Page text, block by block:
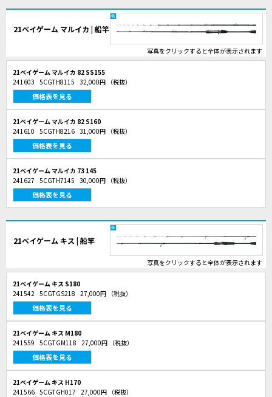
21ベイゲーム マルイカ | 船竿
写真をクリックすると全体が表示されます
21ベイゲーム マルイカ 82 SS155
241603 5CGTH8115 32,000円 （税抜）
価格表を見る
21ベイゲーム マルイカ 82 S160
241610 5CGTH8216 31,000円 （税抜）
価格表を見る
21ベイゲーム マルイカ 73 145
241627 5CGTH7145 30,000円 （税抜）
価格表を見る
21ベイゲーム キス | 船竿
写真をクリックすると全体が表示されます
21ベイゲーム キス S180
241542 5CGTGS218 27,000円 （税抜）
価格表を見る
21ベイゲーム キス M180
241559 5CGTGM118 27,000円 （税抜）
価格表を見る
21ベイゲーム キス H170
241566 5CGTGH017 27,000円 （税抜）